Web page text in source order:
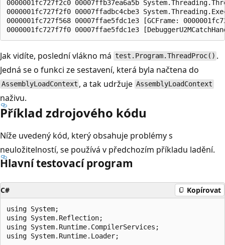
0000001fc727f2c0 00007ffb37ea6a5b
0000001fc727f2f0 00007ffadbc4cbe3
0000001fc727f568 00007ffae5fdc1e3 [GCFrame:
Jak vidíte, poslední vlákno má test.Program.ThreadProc() .
Jedná se o funkci ze sestavení, která byla načtena do
AssemblyLoadContext , a tak udržuje AssemblyLoadContext
naživu.
Příklad zdrojového kódu
Níže uvedený kód, který obsahuje problémy s
neuložitelností, se používá v předchozím příkladu ladění.
Hlavní testovací program
C# Kopírovat
using System;
using System.Reflection;
using System.Runtime.CompilerServices;
using System.Runtime.Loader;